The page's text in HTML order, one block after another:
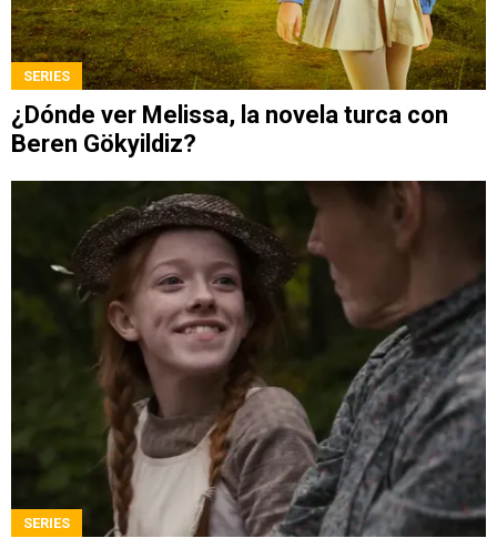
SERIES
¿Dónde ver Melissa, la novela turca con
Beren Gökyildiz?
SERIES